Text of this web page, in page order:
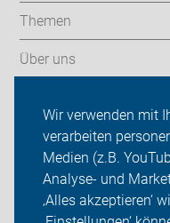
Wir verwenden mit
verarbeiten
Medien (z.B.
Analyse- und
‚Alles akzeptieren‘
Themen
Über uns
ADFC Heinsberg
Sei dabei
Presse